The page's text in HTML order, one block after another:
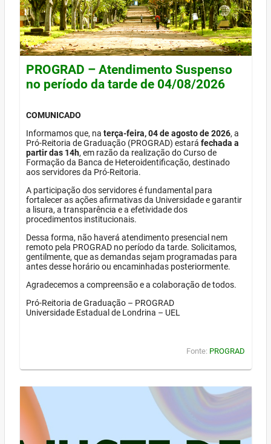
PROGRAD – Atendimento Suspenso
no período da tarde de 04/08/2026
COMUNICADO
Informamos que, na terça-feira, 04 de agosto de 2026, a
Pró-Reitoria de Graduação (PROGRAD) estará fechada a
partir das 14h, em razão da realização do Curso de
Formação da Banca de Heteroidentificação, destinado
aos servidores da Pró-Reitoria.
A participação dos servidores é fundamental para
fortalecer as ações afirmativas da Universidade e garantir
a lisura, a transparência e a efetividade dos
procedimentos institucionais.
Dessa forma, não haverá atendimento presencial nem
remoto pela PROGRAD no período da tarde. Solicitamos,
gentilmente, que as demandas sejam programadas para
antes desse horário ou encaminhadas posteriormente.
Agradecemos a compreensão e a colaboração de todos.
Pró-Reitoria de Graduação – PROGRAD
Universidade Estadual de Londrina – UEL
Fonte: PROGRAD